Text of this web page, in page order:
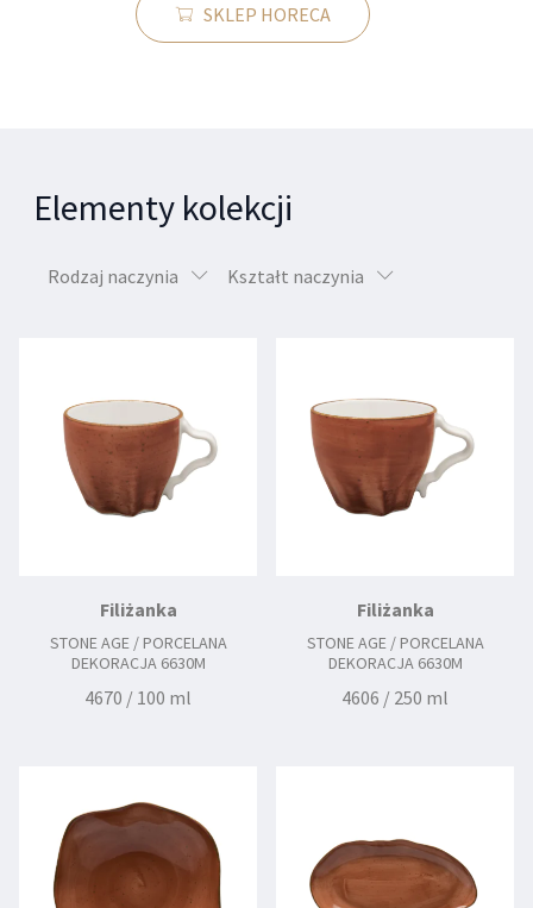
SKLEP HORECA
Elementy kolekcji
Rodzaj naczynia Kształt naczynia
Filiżanka
STONE AGE / PORCELANA
DEKORACJA 6630M
4670 / 100 ml
Filiżanka
STONE AGE / PORCELANA
DEKORACJA 6630M
4606 / 250 ml